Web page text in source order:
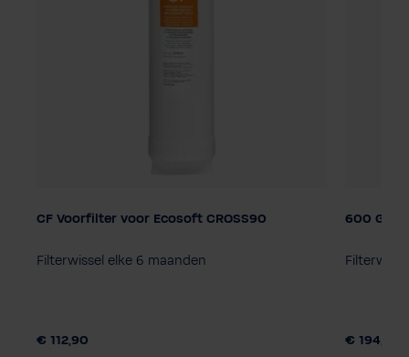
CF Voorfilter voor Ecosoft CROSS90
Filterwissel elke 6 maanden
€ 112,90
600 GPD
€ 194,90